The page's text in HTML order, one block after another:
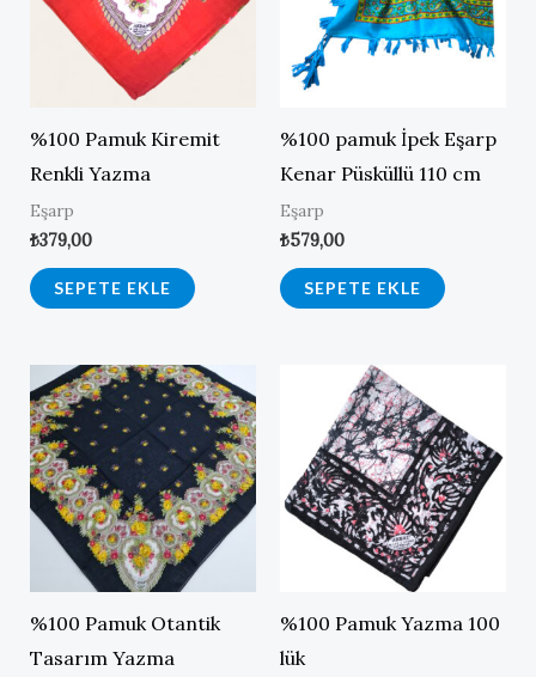
%100 Pamuk Kiremit
Renkli Yazma
Eşarp
₺379,00
SEPETE EKLE
%100 pamuk İpek Eşarp
Kenar Püsküllü 110 cm
Eşarp
₺579,00
SEPETE EKLE
%100 Pamuk Otantik
Tasarım Yazma
%100 Pamuk Yazma 100
lük